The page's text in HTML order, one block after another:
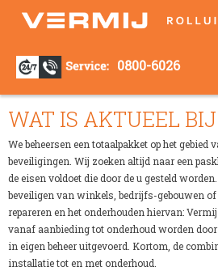
0800-6026
WAT IS AKTUEEL
We beheersen een totaalpakket op het gebied
beveiligingen. Wij zoeken altijd naar een
de eisen voldoet die door de u gesteld
beveiligen van winkels, bedrijfs-gebouwen
repareren en het onderhouden hiervan:
vanaf aanbieding tot onderhoud worden
in eigen beheer uitgevoerd. Kortom, de
installatie tot en met onderhoud.